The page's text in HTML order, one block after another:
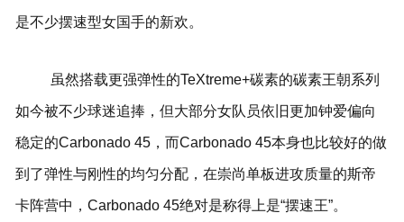
是不少摆速型女国手的新欢。
虽然搭载更强弹性的TeXtreme+碳素的碳素王朝系列
如今被不少球迷追捧，但大部分女队员依旧更加钟爱偏向
稳定的Carbonado 45，而Carbonado 45本身也比较好的做
到了弹性与刚性的均匀分配，在崇尚单板进攻质量的斯帝
卡阵营中，Carbonado 45绝对是称得上是“摆速王”。